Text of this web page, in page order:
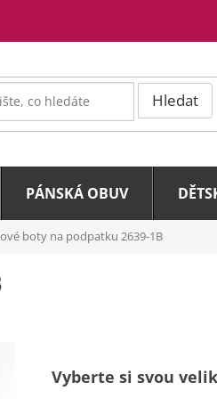
Hledat
PÁNSKÁ OBUV
boty na podpatku 2639-1B
Vyberte si svou